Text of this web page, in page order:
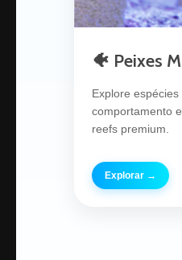
🐠 Peixes
Explore
comportamento
reefs premium.
Explorar →